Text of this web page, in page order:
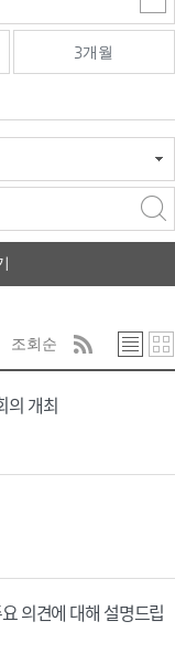
종
료
선
3개월
조회순
의 개최
의견에 대해 설명드립